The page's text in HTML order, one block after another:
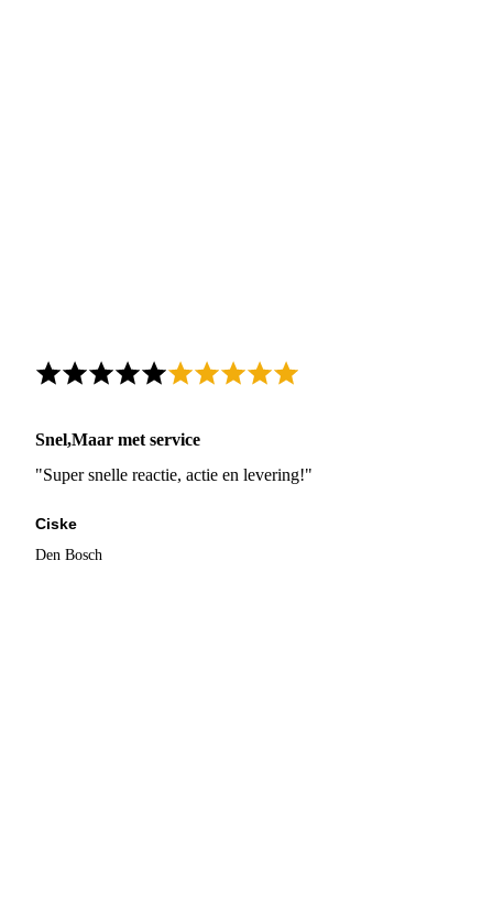
Snel,Maar met service
"Super snelle reactie, actie en levering!"
Ciske
Den Bosch